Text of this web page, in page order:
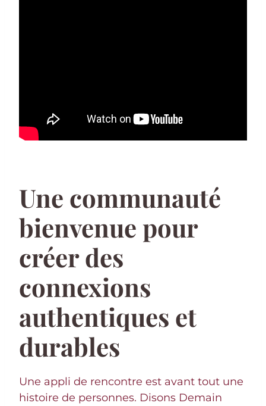
Une communauté
bienvenue pour
créer des
connexions
authentiques et
durables
Une appli de rencontre est avant tout une
histoire de personnes. Disons Demain